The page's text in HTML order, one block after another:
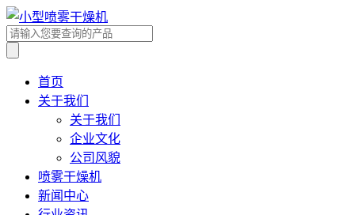
首页
关于我们
关于我们
企业文化
公司风貌
喷雾干燥机
新闻中心